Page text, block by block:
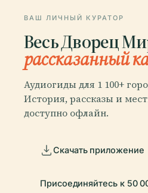
ВАШ ЛИЧНЫЙ КУРАТОР
Весь Дворец
рассказанный
Аудиогиды для 1 100+
История, рассказы и
доступно офлайн.
Скачать приложение
Присоединяйтесь к 50